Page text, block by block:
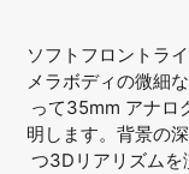
ソフトフロントラ
メラボディの微細
って35mm アナロ
明します。背景の
つ3Dリアリズムを